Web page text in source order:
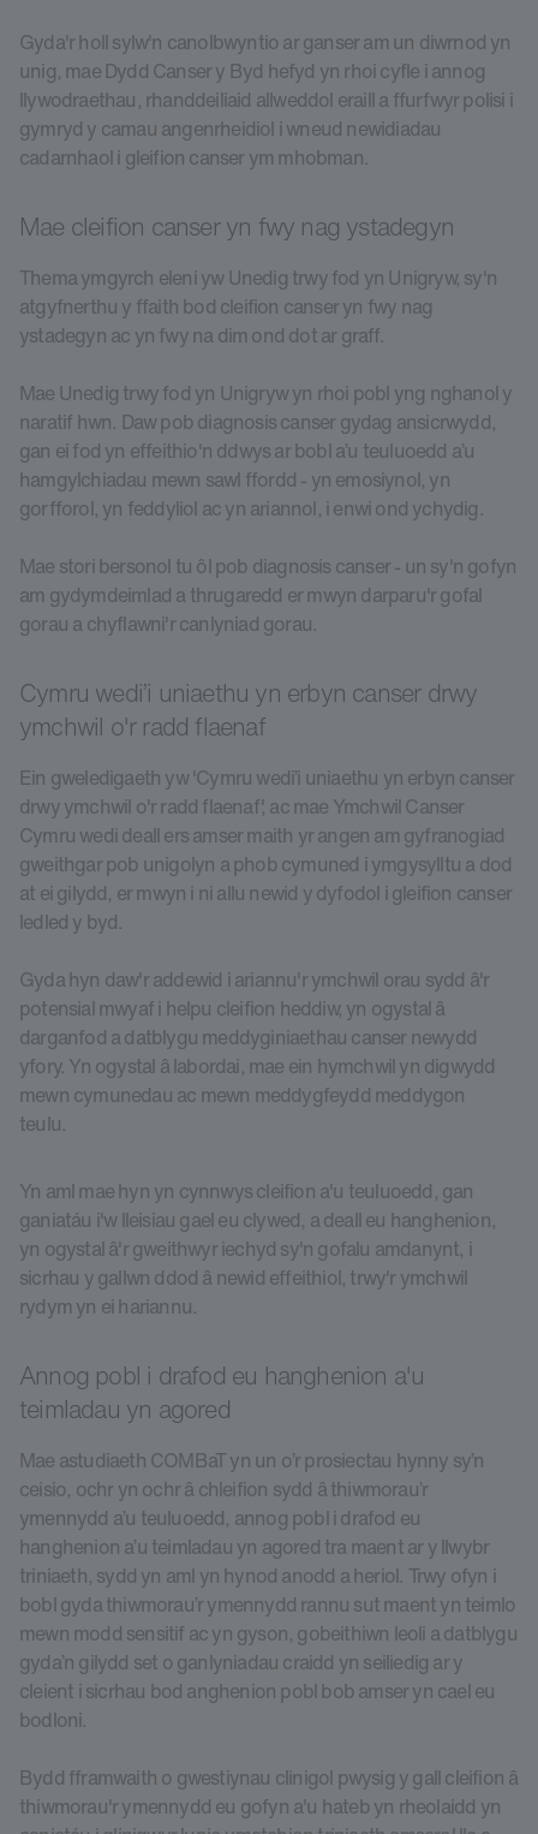
Gyda'r holl sylw'n canolbwyntio ar ganser am un diwrnod yn
unig, mae Dydd Canser y Byd hefyd yn rhoi cyfle i annog
llywodraethau, rhanddeiliaid allweddol eraill a ffurfwyr polisi i
gymryd y camau angenrheidiol i wneud newidiadau
cadarnhaol i gleifion canser ym mhobman.
Mae cleifion canser yn fwy nag ystadegyn
Thema ymgyrch eleni yw Unedig trwy fod yn Unigryw, sy'n
atgyfnerthu y ffaith bod cleifion canser yn fwy nag
ystadegyn ac yn fwy na dim ond dot ar graff.
Mae Unedig trwy fod yn Unigryw yn rhoi pobl yng nghanol y
naratif hwn. Daw pob diagnosis canser gydag ansicrwydd,
gan ei fod yn effeithio'n ddwys ar bobl a’u teuluoedd a’u
hamgylchiadau mewn sawl ffordd - yn emosiynol, yn
gorfforol, yn feddyliol ac yn ariannol, i enwi ond ychydig.
Mae stori bersonol tu ôl pob diagnosis canser - un sy'n gofyn
am gydymdeimlad a thrugaredd er mwyn darparu'r gofal
gorau a chyflawni'r canlyniad gorau.
Cymru wedi’i uniaethu yn erbyn canser drwy
ymchwil o'r radd flaenaf
Ein gweledigaeth yw 'Cymru wedi’i uniaethu yn erbyn canser
drwy ymchwil o'r radd flaenaf', ac mae Ymchwil Canser
Cymru wedi deall ers amser maith yr angen am gyfranogiad
gweithgar pob unigolyn a phob cymuned i ymgysylltu a dod
at ei gilydd, er mwyn i ni allu newid y dyfodol i gleifion canser
ledled y byd.
Gyda hyn daw'r addewid i ariannu'r ymchwil orau sydd â'r
potensial mwyaf i helpu cleifion heddiw, yn ogystal â
darganfod a datblygu meddyginiaethau canser newydd
yfory. Yn ogystal â labordai, mae ein hymchwil yn digwydd
mewn cymunedau ac mewn meddygfeydd meddygon
teulu.
Yn aml mae hyn yn cynnwys cleifion a'u teuluoedd, gan
ganiatáu i'w lleisiau gael eu clywed, a deall eu hanghenion,
yn ogystal â'r gweithwyr iechyd sy'n gofalu amdanynt, i
sicrhau y gallwn ddod â newid effeithiol, trwy'r ymchwil
rydym yn ei hariannu.
Annog pobl i drafod eu hanghenion a'u
teimladau yn agored
Mae astudiaeth COMBaT yn un o’r prosiectau hynny sy’n
ceisio, ochr yn ochr â chleifion sydd â thiwmorau’r
ymennydd a’u teuluoedd, annog pobl i drafod eu
hanghenion a’u teimladau yn agored tra maent ar y llwybr
triniaeth, sydd yn aml yn hynod anodd a heriol. Trwy ofyn i
bobl gyda thiwmorau’r ymennydd rannu sut maent yn teimlo
mewn modd sensitif ac yn gyson, gobeithiwn leoli a datblygu
gyda’n gilydd set o ganlyniadau craidd yn seiliedig ar y
cleient i sicrhau bod anghenion pobl bob amser yn cael eu
bodloni.
Bydd fframwaith o gwestiynau clinigol pwysig y gall cleifion â
thiwmorau'r ymennydd eu gofyn a'u hateb yn rheolaidd yn